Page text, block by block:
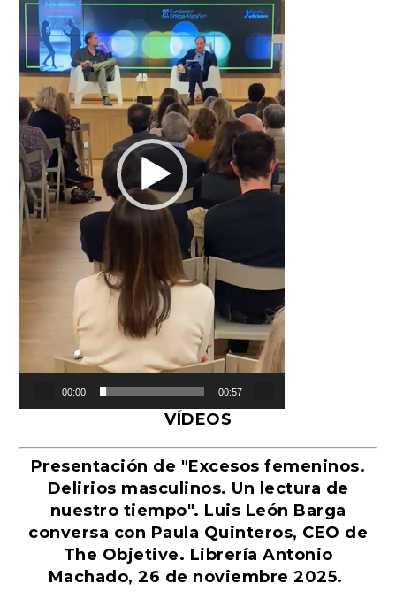
00:00 00:57
VÍDEOS
Presentación de "Excesos femeninos.
Delirios masculinos. Un lectura de
nuestro tiempo". Luis León Barga
conversa con Paula Quinteros, CEO de
The Objetive. Librería Antonio
Machado, 26 de noviembre 2025.